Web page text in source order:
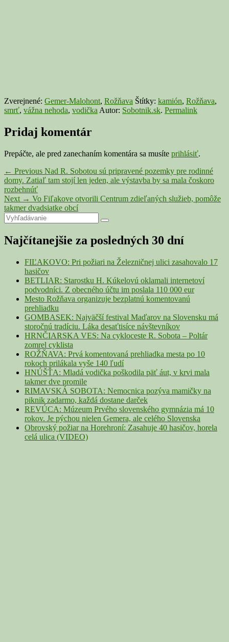
Zverejnené: Gemer-Malohont, Rožňava Štítky: kamión, Rožňava,
smrť, vážna nehoda, vodička Autor: Sobotnik.sk. Permalink
Pridaj komentár
Prepáčte, ale pred zanechaním komentára sa musíte prihlásiť.
Navigácia
v
článku
← Previous Previous
post:
Nad R. Sobotou sú pripravené pozemky pre rodinné
domy. Zatiaľ tam stojí len jeden, ale výstavba by sa mala čoskoro
rozbehnúť
Next → Next
post:
Vo Fiľakove otvorili Centrum zdieľaných služieb, pomôže
takmer dvadsiatke obcí
Primary
Sidebar
Widget
Area
Search
for:
Search
Najčítanejšie za posledných 30 dní
FIĽAKOVO: Pri požiari na Železničnej ulici zasahovalo 17
hasičov
BETLIAR: Starostku H. Kúkelovú oklamali internetoví
podvodníci. Z obecného účtu im poslala 110 000 eur
Mesto Rožňava organizuje bezplatnú komentovanú
prehliadku
GOMBASEK: Najväčší festival Maďarov na Slovensku má
storočnú tradíciu. Láka desaťtisíce návštevníkov
HRNČIARSKA VES: Na cykloceste R. Sobota – Poltár
zomrel cyklista
ROŽŇAVA: Prvá komentovaná prehliadka mesta po 10
rokoch prilákala vyše 140 ľudí
HNÚŠŤA: Mladá vodička poškodila päť áut, v krvi mala
takmer dve promile
RIMAVSKÁ SOBOTA: Nemocnica pozýva mamičky na
piknik zadarmo, každá dostane darček
REVÚCA: Múzeum Prvého slovenského gymnázia má 10
rokov. Je pýchou nielen Gemera, ale celého Slovenska
Obrovský požiar na Horehroní: Zasahuje 40 hasičov, horela
celá ulica (VIDEO)